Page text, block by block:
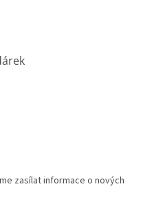
zasílat informace o nových